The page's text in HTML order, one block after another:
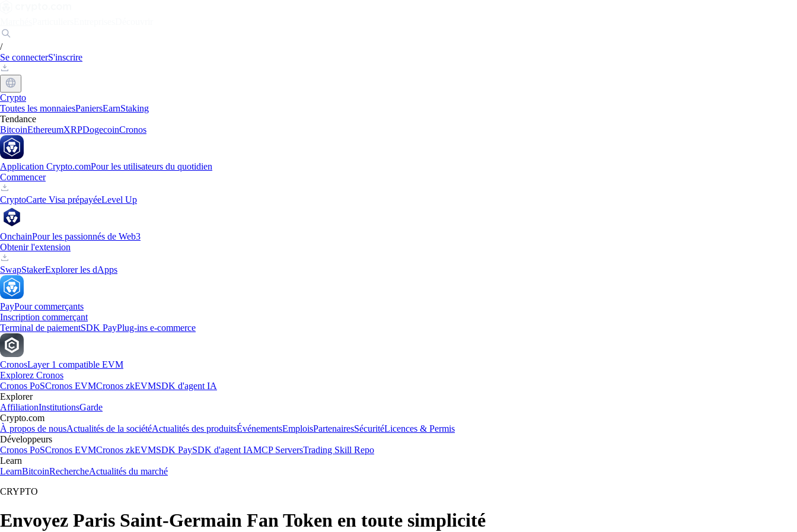
/
Se connecterS'inscrire
Crypto
Toutes les monnaiesPaniersEarnStaking
Tendance
BitcoinEthereumXRPDogecoinCronos
Application Crypto.comPour les utilisateurs du quotidien
Commencer
CryptoCarte Visa prépayéeLevel Up
OnchainPour les passionnés de Web3
Obtenir l'extension
SwapStakerExplorer les dApps
PayPour commerçants
Inscription commerçant
Terminal de paiementSDK PayPlug-ins e-commerce
CronosLayer 1 compatible EVM
Explorez Cronos
Cronos PoSCronos EVMCronos zkEVMSDK d'agent IA
Explorer
AffiliationInstitutionsGarde
Crypto.com
À propos de nousActualités de la sociétéActualités des produitsÉvénementsEmploisPartenairesSécuritéLicences & Permis
Développeurs
Cronos PoSCronos EVMCronos zkEVMSDK PaySDK d'agent IAMCP ServersTrading Skill Repo
Learn
LearnBitcoinRechercheActualités du marché
CRYPTO
Envoyez Paris Saint-Germain Fan Token en toute simplicité